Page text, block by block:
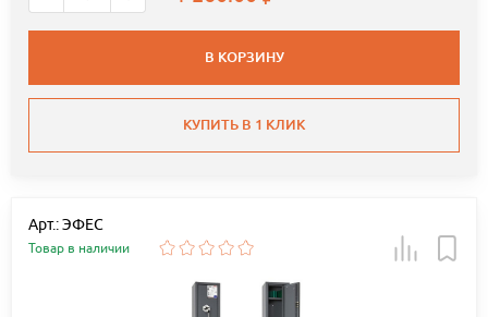
В КОРЗИНУ
КУПИТЬ В 1 КЛИК
Арт.: ЭФЕС
Товар в наличии